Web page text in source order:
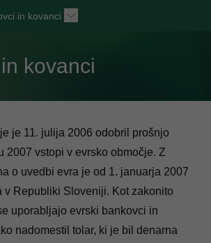
in kovanci
kovanci
je 11. julija 2006 odobril prošnjo
2007 vstopi v evrsko območje. Z
o uvedbi evra je od 1. januarja 2007
v Republiki Sloveniji. Kot zakonito
uporabljajo evrski bankovci in
nadomestil tolar, ki je bil denarna